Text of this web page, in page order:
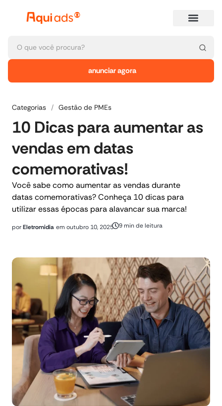
anunciar agora
Categorias / Gestão de PMEs
10 Dicas para aumentar as
vendas em datas
comemorativas!
Você sabe como aumentar as vendas durante
datas comemorativas? Conheça 10 dicas para
utilizar essas épocas para alavancar sua marca!
porEletromidia em outubro 10, 2025 9 min de leitura